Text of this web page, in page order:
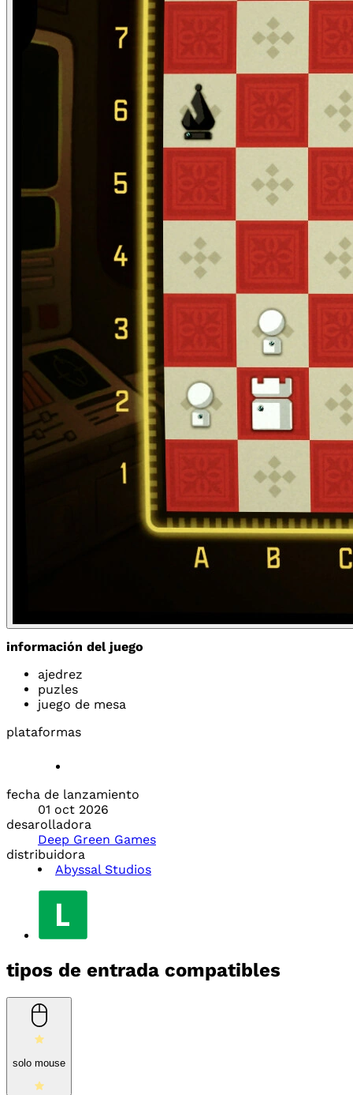
información del juego
ajedrez
puzles
juego de mesa
plataformas
fecha de lanzamiento
01 oct 2026
desarolladora
Deep Green Games
distribuidora
Abyssal Studios
tipos de entrada compatibles
solo mouse